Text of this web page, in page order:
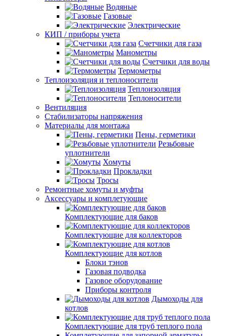
Водяные
Газовые
Электрические
КИП / приборы учета
Счетчики для газа
Манометры
Счетчики для воды
Термометры
Теплоизоляция и теплоносители
Теплоизоляция
Теплоносители
Вентиляция
Стабилизаторы напряжения
Материалы для монтажа
Пены, герметики
Резьбовые
уплотнители
Хомуты
Прокладки
Тросы
Ремонтные хомуты и муфты
Аксессуары и комплетующие
Комплектующие для баков
Комплектующие для коллекторов
Комплектующие для котлов
Блоки тэнов
Газовая подводка
Газовое оборудование
Приборы контроля
Дымоходы для
котлов
Комплектующие для труб теплого пола